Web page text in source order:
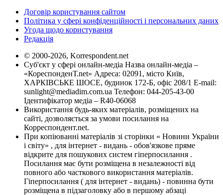
Договір користування сайтом
Політика у сфері конфіденційності і персональних даних
Угода щодо користування
Редакція
© 2000-2026, Korrespondent.net
Суб'єкт у сфері онлайн-медіа Назва онлайн-медіа –
«КореспонденТ.net» Адреса: 02091, місто Київ,
ХАРКІВСЬКЕ ШОСЕ, будинок 172-Б, офіс 208/1 E-mail:
sunlight@mediadim.com.ua Телефон: 044-205-43-00
Ідентифікатор медіа – R40-06068
Використання будь-яких матеріалів, розміщених на
сайті, дозволяється за умови посилання на
Корреспондент.net.
При копіюванні матеріалів зі сторінки « Новини України
і світу» , для інтернет - видань - обов'язкове пряме
відкрите для пошукових систем гіперпосилання .
Посилання має бути розміщена в незалежності від
повного або часткового використання матеріалів.
Гіперпосилання ( для інтернет - видань) - повинна бути
розміщена в підзаголовку або в першому абзаці